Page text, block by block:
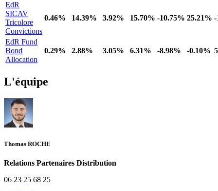
EdR
SICAV
Tricolore
Convictions
0.46% 14.39% 3.92% 15.70% -10.75% 25.21% -
EdR Fund
Bond
Allocation
0.29% 2.88% 3.05% 6.31% -8.98% -0.10%
L'équipe
Thomas ROCHE
Relations Partenaires Distribution
06 23 25 68 25